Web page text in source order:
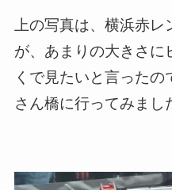
上の写真は、横浜赤
が、あまりの大きさに
くで見たいと言った
さん橋に行ってみまし